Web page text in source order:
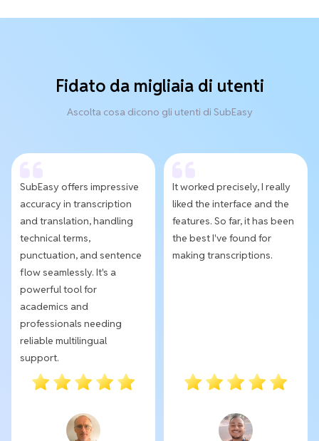
Fidato da migliaia di utenti
Ascolta cosa dicono gli utenti di SubEasy
SubEasy offers impressive
accuracy in transcription
and translation, handling
technical terms,
punctuation, and sentence
flow seamlessly. It's a
powerful tool for
academics and
professionals needing
reliable multilingual
support.
It worked precisely, I really
liked the interface and the
features. So far, it has been
the best I've found for
making transcriptions.